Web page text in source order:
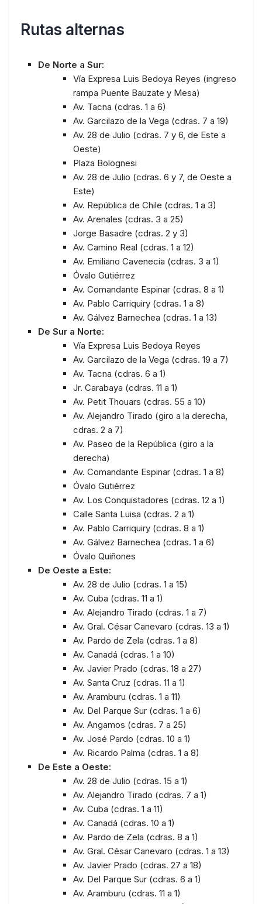
Rutas alternas
De Norte a Sur:
Vía Expresa Luis Bedoya Reyes (ingreso
rampa Puente Bauzate y Mesa)
Av. Tacna (cdras. 1 a 6)
Av. Garcilazo de la Vega (cdras. 7 a 19)
Av. 28 de Julio (cdras. 7 y 6, de Este a
Oeste)
Plaza Bolognesi
Av. 28 de Julio (cdras. 6 y 7, de Oeste a
Este)
Av. República de Chile (cdras. 1 a 3)
Av. Arenales (cdras. 3 a 25)
Jorge Basadre (cdras. 2 y 3)
Av. Camino Real (cdras. 1 a 12)
Av. Emiliano Cavenecia (cdras. 3 a 1)
Óvalo Gutiérrez
Av. Comandante Espinar (cdras. 8 a 1)
Av. Pablo Carriquiry (cdras. 1 a 8)
Av. Gálvez Barnechea (cdras. 1 a 13)
De Sur a Norte:
Vía Expresa Luis Bedoya Reyes
Av. Garcilazo de la Vega (cdras. 19 a 7)
Av. Tacna (cdras. 6 a 1)
Jr. Carabaya (cdras. 11 a 1)
Av. Petit Thouars (cdras. 55 a 10)
Av. Alejandro Tirado (giro a la derecha,
cdras. 2 a 7)
Av. Paseo de la República (giro a la
derecha)
Av. Comandante Espinar (cdras. 1 a 8)
Óvalo Gutiérrez
Av. Los Conquistadores (cdras. 12 a 1)
Calle Santa Luisa (cdras. 2 a 1)
Av. Pablo Carriquiry (cdras. 8 a 1)
Av. Gálvez Barnechea (cdras. 1 a 6)
Óvalo Quiñones
De Oeste a Este:
Av. 28 de Julio (cdras. 1 a 15)
Av. Cuba (cdras. 11 a 1)
Av. Alejandro Tirado (cdras. 1 a 7)
Av. Gral. César Canevaro (cdras. 13 a 1)
Av. Pardo de Zela (cdras. 1 a 8)
Av. Canadá (cdras. 1 a 10)
Av. Javier Prado (cdras. 18 a 27)
Av. Santa Cruz (cdras. 11 a 1)
Av. Aramburu (cdras. 1 a 11)
Av. Del Parque Sur (cdras. 1 a 6)
Av. Angamos (cdras. 7 a 25)
Av. José Pardo (cdras. 10 a 1)
Av. Ricardo Palma (cdras. 1 a 8)
De Este a Oeste:
Av. 28 de Julio (cdras. 15 a 1)
Av. Alejandro Tirado (cdras. 7 a 1)
Av. Cuba (cdras. 1 a 11)
Av. Canadá (cdras. 10 a 1)
Av. Pardo de Zela (cdras. 8 a 1)
Av. Gral. César Canevaro (cdras. 1 a 13)
Av. Javier Prado (cdras. 27 a 18)
Av. Del Parque Sur (cdras. 6 a 1)
Av. Aramburu (cdras. 11 a 1)